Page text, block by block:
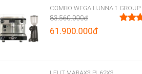
83.560.000đ
Original
61.900.000đ